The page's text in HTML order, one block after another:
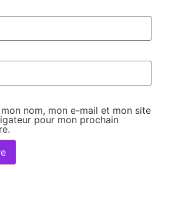
nom, mon e-mail et mon site
pour mon prochain